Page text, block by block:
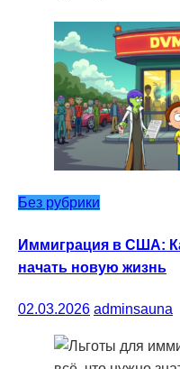
Без рубрики
Иммиграция в США:
начать новую жизнь
02.03.2026 adminsauna